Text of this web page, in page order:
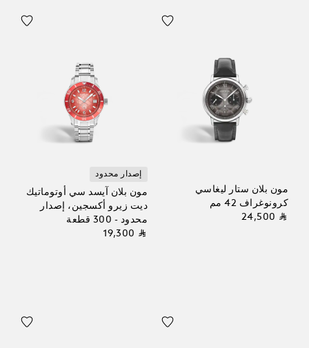
مون بلان ستار ليغاسي
كرونوغراف 42 مم
⃁ 24,500
إصدار محدود
مون بلان آيسد سي أوتوماتيك
ديت زيرو أكسجين، إصدار
محدود - 300 قطعة
⃁ 19,300